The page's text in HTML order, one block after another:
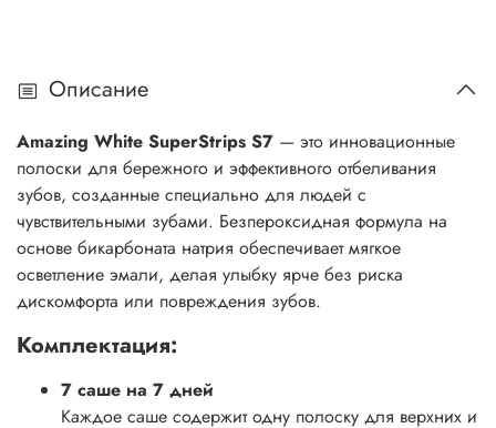
Описание
Amazing White SuperStrips S7 — это инновационные
полоски для бережного и эффективного отбеливания
зубов, созданные специально для людей с
чувствительными зубами. Безпероксидная формула на
основе бикарбоната натрия обеспечивает мягкое
осветление эмали, делая улыбку ярче без риска
дискомфорта или повреждения зубов.
Комплектация:
7 саше на 7 дней
Каждое саше содержит одну полоску для верхних и